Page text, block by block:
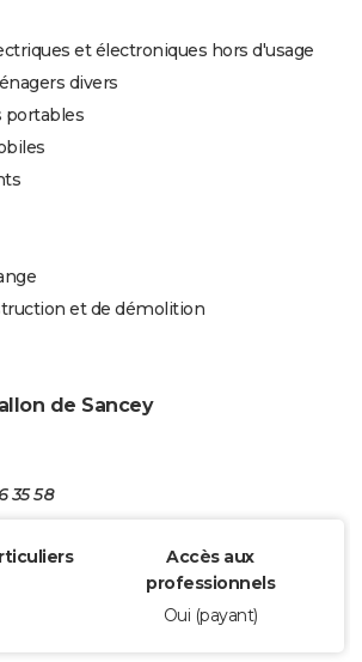
et électroniques hors d'usage
divers
portables
et de démolition
de Sancey
35 58
Accès aux
professionnels
Oui (payant)